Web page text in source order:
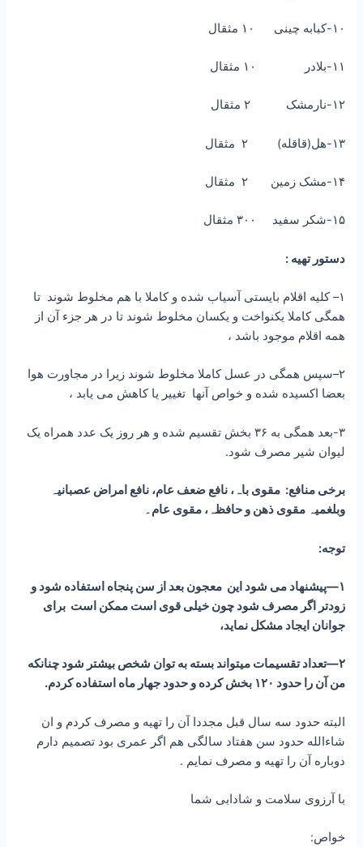
۱۰-کبابه چینی ۱۰ مثقال
۱۱-بلادر ۱۰ مثقال
۱۲-نارمشک ۲ مثقال
۱۳-هل(قاقله) ۲ مثقال
۱۴-مشک زمین ۲ مثقال
۱۵-شکر سفید ۳۰۰ مثقال
دستور تهیه :
۱– کلیه اقلام بایستی آسیاب شده و کاملا با هم مخلوط شوند تا
همگی کاملا یکنواخت و یکسان مخلوط شوند تا در هر جزء آن از
همه اقلام موجود باشد ،
۲–سپس همگی در عسل کاملا مخلوط شوند زیرا در مجاورت هوا
بعضا اکسیده شده و خواص آنها تغییر یا کاهش می یابد ،
۳-بعد همگی به ۳۶ بخش تقسیم شده و هر روز یک عدد همراه یک
لیوان شیر مصرف شود.
برخی منافع: مقوی باہ، نافع ضعف عام، نافع امراض عصبانیہ
وبلغمیہ مقوی ذهن و حافظہ، مقوی عام۔
توجه:
۱—پیشنهاد می شود این معجون بعد از سن پنجاه استفاده شود و
زودتر اگر مصرف شود چون خیلی قوی است ممکن است برای
جوانان ایجاد مشکل نماید،
۲—تعداد تقسیمات میتواند بسته به توان شخص بیشتر شود چنانکه
من آن را حدود ۱۲۰ بخش کرده و حدود جهار ماه استفاده کردم.
البته حدود سه سال قبل مجددا آن را تهیه و مصرف کردم و ان
شاءالله حدود سن هفتاد سالگی هم اگر عمری بود تصمیم دارم
دوباره آن را تهیه و مصرف نمایم .
با آرزوی سلامت و شادابی شما
خواص: